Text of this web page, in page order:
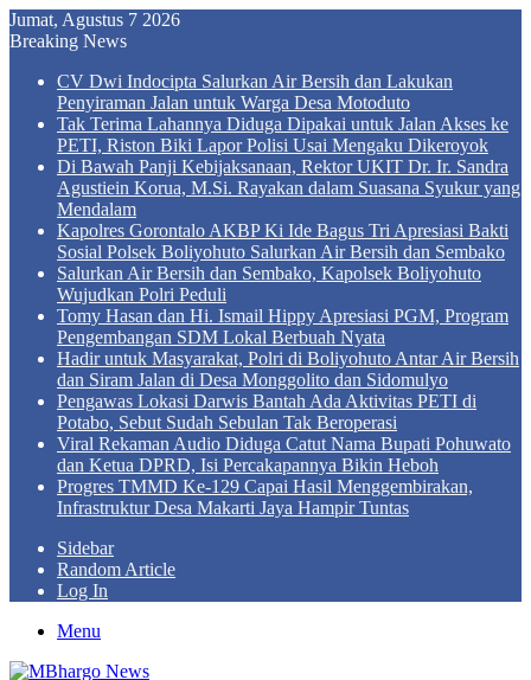
Jumat, Agustus 7 2026
Breaking News
CV Dwi Indocipta Salurkan Air Bersih dan Lakukan
Penyiraman Jalan untuk Warga Desa Motoduto
Tak Terima Lahannya Diduga Dipakai untuk Jalan Akses ke
PETI, Riston Biki Lapor Polisi Usai Mengaku Dikeroyok
Di Bawah Panji Kebijaksanaan, Rektor UKIT Dr. Ir. Sandra
Agustiein Korua, M.Si. Rayakan dalam Suasana Syukur yang
Mendalam
Kapolres Gorontalo AKBP Ki Ide Bagus Tri Apresiasi Bakti
Sosial Polsek Boliyohuto Salurkan Air Bersih dan Sembako
Salurkan Air Bersih dan Sembako, Kapolsek Boliyohuto
Wujudkan Polri Peduli
Tomy Hasan dan Hi. Ismail Hippy Apresiasi PGM, Program
Pengembangan SDM Lokal Berbuah Nyata
Hadir untuk Masyarakat, Polri di Boliyohuto Antar Air Bersih
dan Siram Jalan di Desa Monggolito dan Sidomulyo
Pengawas Lokasi Darwis Bantah Ada Aktivitas PETI di
Potabo, Sebut Sudah Sebulan Tak Beroperasi
Viral Rekaman Audio Diduga Catut Nama Bupati Pohuwato
dan Ketua DPRD, Isi Percakapannya Bikin Heboh
Progres TMMD Ke-129 Capai Hasil Menggembirakan,
Infrastruktur Desa Makarti Jaya Hampir Tuntas
Sidebar
Random Article
Log In
Menu